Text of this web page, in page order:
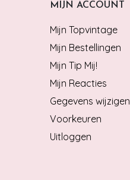
MIJN ACCOUNT
Mijn Topvintage
Mijn Bestellingen
Mijn Tip Mij!
Mijn Reacties
Gegevens wijzigen
Voorkeuren
Uitloggen